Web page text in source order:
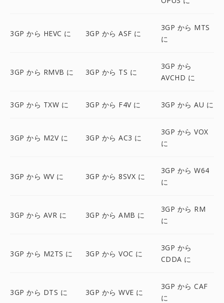
3GP から HEVC に 3GP から ASF に
3GP から MTS
に
3GP から RMVB に 3GP から TS に
3GP から
AVCHD に
3GP から TXW に 3GP から F4V に 3GP から AU に
3GP から M2V に 3GP から AC3 に
3GP から VOX
に
3GP から WV に 3GP から 8SVX に
3GP から W64
に
3GP から AVR に 3GP から AMB に
3GP から RM
に
3GP から M2TS に 3GP から VOC に
3GP から
CDDA に
3GP から DTS に 3GP から WVE に
3GP から CAF
に